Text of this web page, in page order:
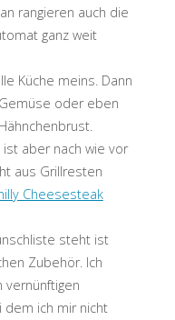
rangieren auch die
ganz weit
Küche meins. Dann
oder eben
aber nach wie vor
aus Grillresten
Cheesesteak
steht ist
Zubehör. Ich
dem ich mir nicht